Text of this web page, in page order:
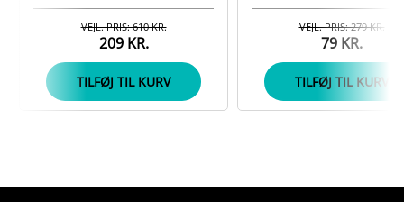
209 KR.
VEJL. PRIS: 610 KR.
TILFØJ TIL KURV
79 KR.
VEJL. PRIS: 279 KR.
TILFØJ TIL KURV